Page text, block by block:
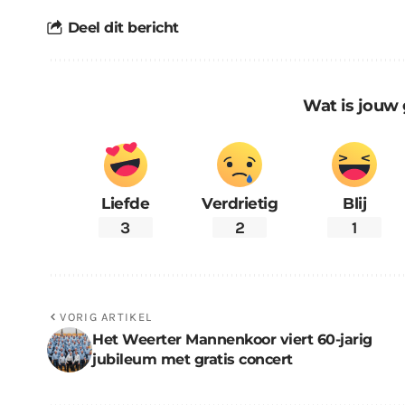
Deel dit bericht
Wat is jouw
Liefde
3
Verdrietig
2
Blij
1
VORIG ARTIKEL
Het Weerter Mannenkoor viert 60-jarig
jubileum met gratis concert